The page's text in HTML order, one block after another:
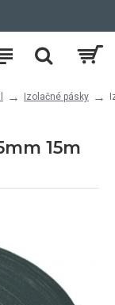
Izolačné pásky
15m